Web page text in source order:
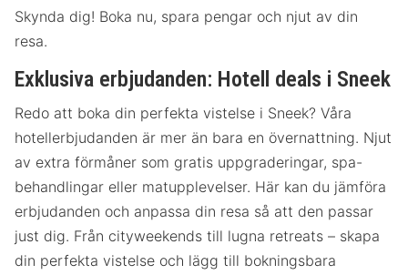
Skynda dig! Boka nu, spara pengar och njut av din
resa.
Exklusiva erbjudanden: Hotell deals i Sneek
Redo att boka din perfekta vistelse i Sneek? Våra
hotellerbjudanden är mer än bara en övernattning. Njut
av extra förmåner som gratis uppgraderingar, spa-
behandlingar eller matupplevelser. Här kan du jämföra
erbjudanden och anpassa din resa så att den passar
just dig. Från cityweekends till lugna retreats – skapa
din perfekta vistelse och lägg till bokningsbara